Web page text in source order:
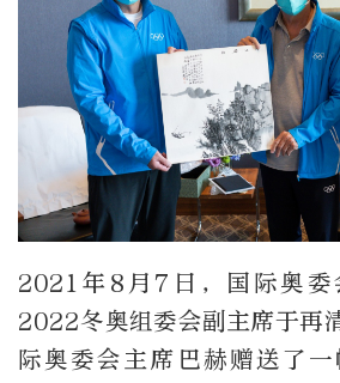
2021年8月7日，国际奥委
2022冬奥组委会副主席于再
际奥委会主席巴赫赠送了